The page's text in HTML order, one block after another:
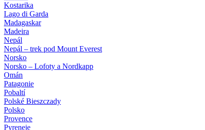
Kostarika
Lago di Garda
Madagaskar
Madeira
Nepál
Nepál – trek pod Mount Everest
Norsko
Norsko – Lofoty a Nordkapp
Omán
Patagonie
Pobaltí
Polské Bieszczady
Polsko
Provence
Pyreneje